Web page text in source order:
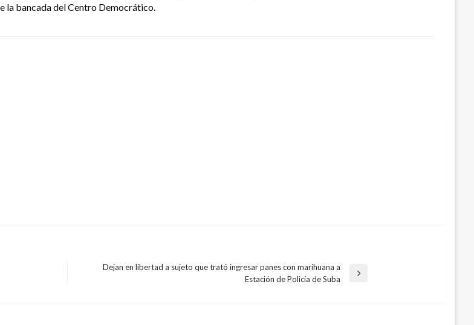
la bancada del Centro Democrático.
Dejan en libertad a sujeto que trató ingresar panes con marihuana a
Estación de Policía de Suba